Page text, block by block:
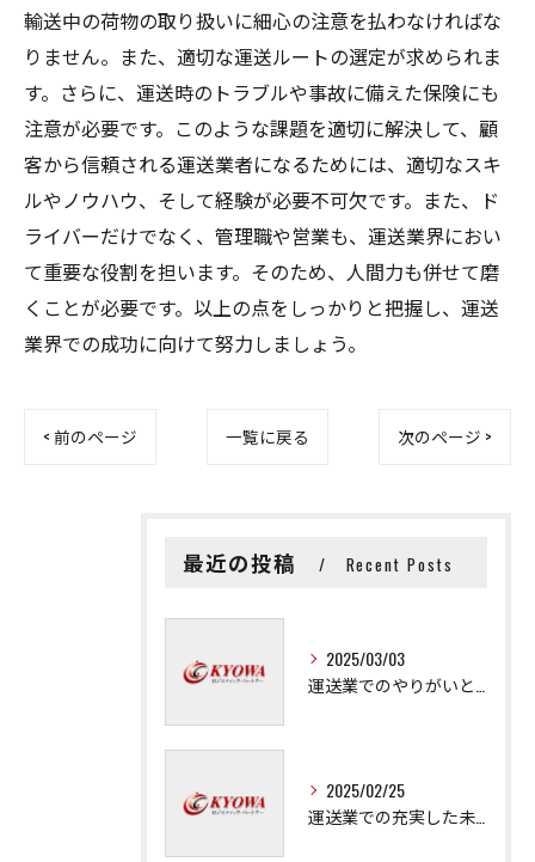
輸送中の荷物の取り扱いに細心の注意を払わなければな
りません。また、適切な運送ルートの選定が求められま
す。さらに、運送時のトラブルや事故に備えた保険にも
注意が必要です。このような課題を適切に解決して、顧
客から信頼される運送業者になるためには、適切なスキ
ルやノウハウ、そして経験が必要不可欠です。また、ド
ライバーだけでなく、管理職や営業も、運送業界におい
て重要な役割を担います。そのため、人間力も併せて磨
くことが必要です。以上の点をしっかりと把握し、運送
業界での成功に向けて努力しましょう。
< 前のページ 一覧に戻る 次のページ >
最近の投稿 Recent Posts
2025/03/03
2025/02/25